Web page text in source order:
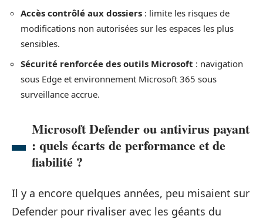
Accès contrôlé aux dossiers : limite les risques de
modifications non autorisées sur les espaces les plus
sensibles.
Sécurité renforcée des outils Microsoft : navigation
sous Edge et environnement Microsoft 365 sous
surveillance accrue.
Microsoft Defender ou antivirus payant
: quels écarts de performance et de
fiabilité ?
Il y a encore quelques années, peu misaient sur
Defender pour rivaliser avec les géants du